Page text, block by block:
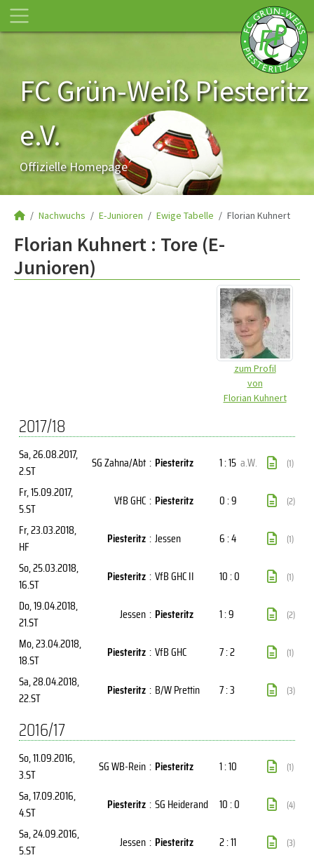
FC Grün-Weiß Piesteritz
e.V.
Offizielle Homepage
Nachwuchs E-Junioren Ewige Tabelle Florian Kuhnert
Florian Kuhnert : Tore (E-
Junioren)
zum Profil
von
Florian Kuhnert
2017/18
Sa, 26.08.2017,
2.ST
SG Zahna/Abt : Piesteritz 1 : 15 a.W. (1)
Fr, 15.09.2017,
5.ST
VfB GHC : Piesteritz 0 : 9 (2)
Fr, 23.03.2018,
HF
Piesteritz : Jessen 6 : 4 (1)
So, 25.03.2018,
16.ST
Piesteritz : VfB GHC II 10 : 0 (1)
Do, 19.04.2018,
21.ST
Jessen : Piesteritz 1 : 9 (2)
Mo, 23.04.2018,
18.ST
Piesteritz : VfB GHC 7 : 2 (1)
Sa, 28.04.2018,
22.ST
Piesteritz : B/W Prettin 7 : 3 (3)
2016/17
So, 11.09.2016,
3.ST
SG WB-Rein : Piesteritz 1 : 10 (1)
Sa, 17.09.2016,
4.ST
Piesteritz : SG Heiderand 10 : 0 (4)
Sa, 24.09.2016,
5.ST
Jessen : Piesteritz 2 : 11 (3)